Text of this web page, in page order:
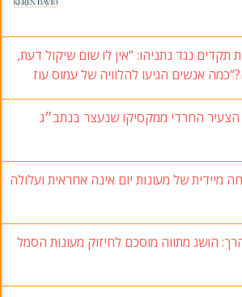
נגד נתניהו: “אין לו שום שיקול דעת,
אנשים הגיעו להלוויה של עמוס עוז
החרדי ממקסיקו שנעצר בנתב״ג
מיידית של מעונות יום אינה אחראית ועלולה
הושג מתווה מוסכם לחיזוק מעונות הסמל